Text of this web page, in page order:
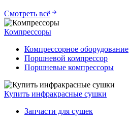
Смотреть всё
Компрессоры
Компрессорное оборудование
Поршневой компрессор
Поршневые компрессоры
Купить инфракрасные сушки
Запчасти для сушек